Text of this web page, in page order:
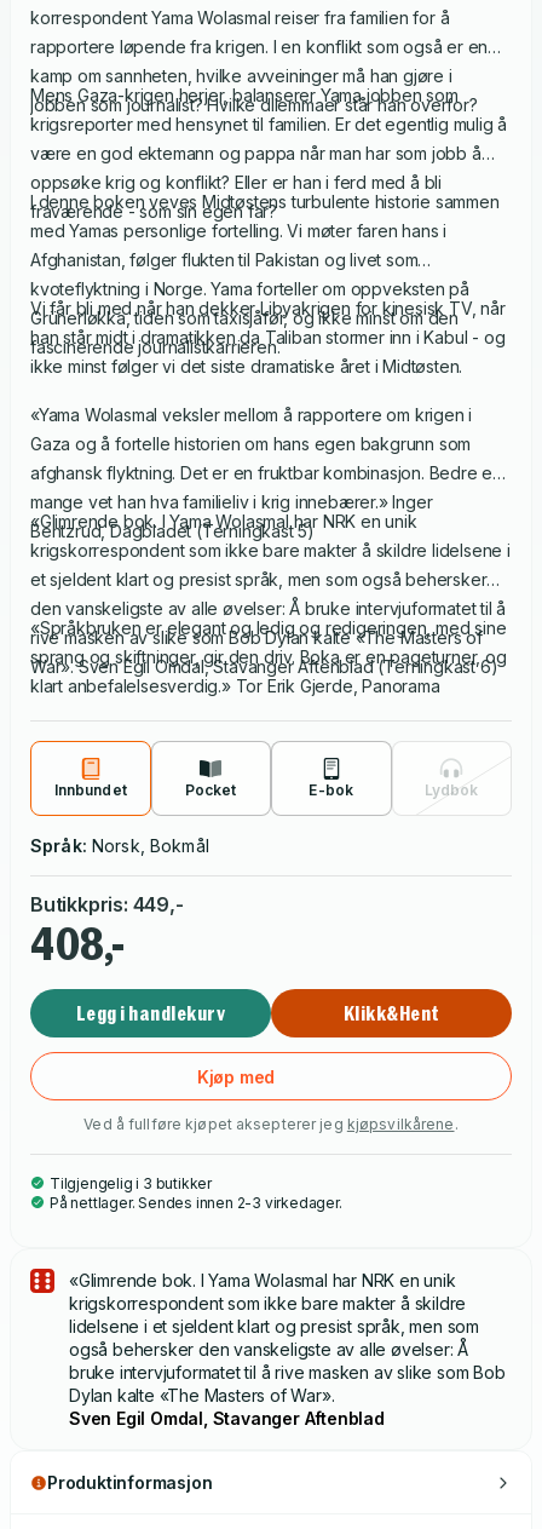
korrespondent Yama Wolasmal reiser fra familien for å
rapportere løpende fra krigen. I en konflikt som også er en
kamp om sannheten, hvilke avveininger må han gjøre i
jobben som journalist? Hvilke dilemmaer står han overfor?
Mens Gaza-krigen herjer, balanserer Yama jobben som
krigsreporter med hensynet til familien. Er det egentlig mulig å
være en god ektemann og pappa når man har som jobb å
oppsøke krig og konflikt? Eller er han i ferd med å bli
fraværende - som sin egen far?
I denne boken veves Midtøstens turbulente historie sammen
med Yamas personlige fortelling. Vi møter faren hans i
Afghanistan, følger flukten til Pakistan og livet som
kvoteflyktning i Norge. Yama forteller om oppveksten på
Grünerløkka, tiden som taxisjåfør, og ikke minst om den
fascinerende journalistkarrieren.
Vi får bli med når han dekker Libyakrigen for kinesisk TV, når
han står midt i dramatikken da Taliban stormer inn i Kabul - og
ikke minst følger vi det siste dramatiske året i Midtøsten.
«Yama Wolasmal veksler mellom å rapportere om krigen i
Gaza og å fortelle historien om hans egen bakgrunn som
afghansk flyktning. Det er en fruktbar kombinasjon. Bedre enn
mange vet han hva familieliv i krig innebærer.» Inger
Bentzrud, Dagbladet (Terningkast 5)
«Glimrende bok. I Yama Wolasmal har NRK en unik
krigskorrespondent som ikke bare makter å skildre lidelsene i
et sjeldent klart og presist språk, men som også behersker
den vanskeligste av alle øvelser: Å bruke intervjuformatet til å
rive masken av slike som Bob Dylan kalte «The Masters of
War». Sven Egil Omdal, Stavanger Aftenblad (Terningkast 6)
«Språkbruken er elegant og ledig og redigeringen, med sine
sprang og skiftninger, gir den driv. Boka er en pageturner, og
klart anbefalelsesverdig.» Tor Erik Gjerde, Panorama
Innbundet Pocket E-bok Lydbok
Språk: Norsk, Bokmål
Butikkpris: 449,-
408,-
Legg i handlekurv Klikk&Hent
Kjøp med
Ved å fullføre kjøpet aksepterer jeg kjøpsvilkårene .
Tilgjengelig i 3 butikker
På nettlager. Sendes innen 2-3 virkedager.
«Glimrende bok. I Yama Wolasmal har NRK en unik
krigskorrespondent som ikke bare makter å skildre
lidelsene i et sjeldent klart og presist språk, men som
også behersker den vanskeligste av alle øvelser: Å
bruke intervjuformatet til å rive masken av slike som Bob
Dylan kalte «The Masters of War».
Sven Egil Omdal, Stavanger Aftenblad
Produktinformasjon